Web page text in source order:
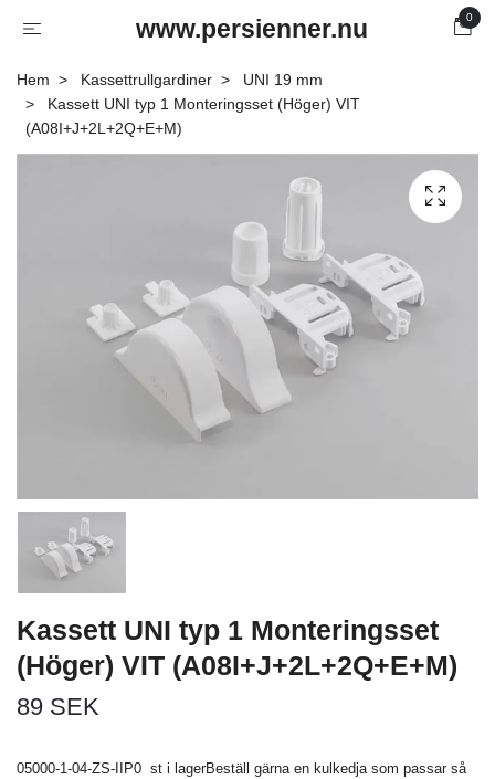
www.persienner.nu 0
Hem Kassettrullgardiner
UNI 19 mm
Kassett UNI typ 1 Monteringsset (Höger) VIT
(A08I+J+2L+2Q+E+M)
Kassett UNI typ 1 Monteringsset
(Höger) VIT (A08I+J+2L+2Q+E+M)
89 SEK
05000-1-04-ZS-IIP0 st i lagerBeställ gärna en kulkedja som passar så